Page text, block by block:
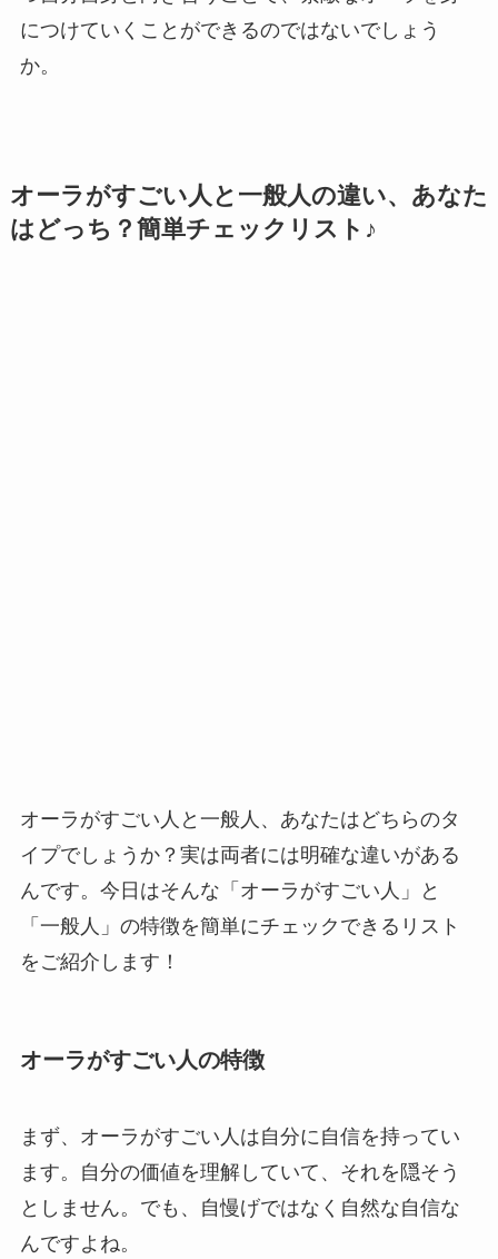
につけていくことができるのではないでしょう
か。
オーラがすごい人と一般人の違い、あなた
はどっち？簡単チェックリスト♪
オーラがすごい人と一般人、あなたはどちらのタ
イプでしょうか？実は両者には明確な違いがある
んです。今日はそんな「オーラがすごい人」と
「一般人」の特徴を簡単にチェックできるリスト
をご紹介します！
オーラがすごい人の特徴
まず、オーラがすごい人は自分に自信を持ってい
ます。自分の価値を理解していて、それを隠そう
としません。でも、自慢げではなく自然な自信な
んですよね。